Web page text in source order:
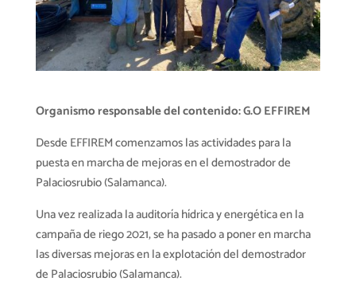
Organismo responsable del contenido: G.O EFFIREM
Desde EFFIREM comenzamos las actividades para la
puesta en marcha de mejoras en el demostrador de
Palaciosrubio (Salamanca).
Una vez realizada la auditoría hídrica y energética en la
campaña de riego 2021, se ha pasado a poner en marcha
las diversas mejoras en la explotación del demostrador
de Palaciosrubio (Salamanca).